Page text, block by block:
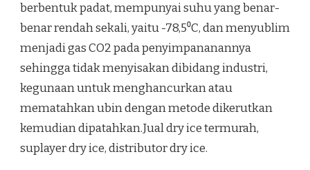
berbentuk padat, mempunyai suhu yang benar-
benar rendah sekali, yaitu -78,5⁰C, dan menyublim
menjadi gas CO2 pada penyimpananannya
sehingga tidak menyisakan dibidang industri,
kegunaan untuk menghancurkan atau
mematahkan ubin dengan metode dikerutkan
kemudian dipatahkan.Jual dry ice termurah,
suplayer dry ice, distributor dry ice.